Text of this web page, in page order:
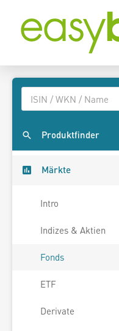
Produktfinder
Märkte
Intro
Indizes & Aktien
Fonds
ETF
Derivate